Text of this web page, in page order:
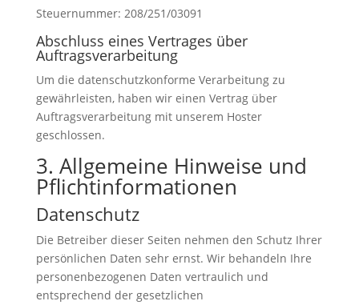
Steuernummer: 208/251/03091
Abschluss eines Vertrages über
Auftragsverarbeitung
Um die datenschutzkonforme Verarbeitung zu
gewährleisten, haben wir einen Vertrag über
Auftragsverarbeitung mit unserem Hoster
geschlossen.
3. Allgemeine Hinweise und
Pflicht­informationen
Datenschutz
Die Betreiber dieser Seiten nehmen den Schutz Ihrer
persönlichen Daten sehr ernst. Wir behandeln Ihre
personenbezogenen Daten vertraulich und
entsprechend der gesetzlichen